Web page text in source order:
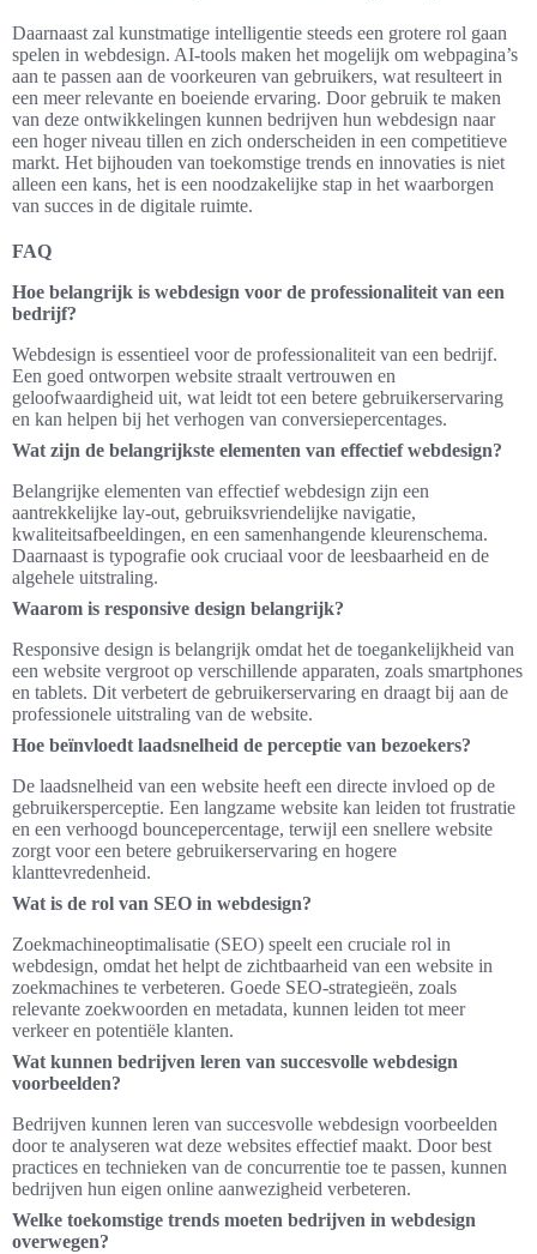
Daarnaast zal kunstmatige intelligentie steeds een grotere rol gaan
spelen in webdesign. AI-tools maken het mogelijk om webpagina’s
aan te passen aan de voorkeuren van gebruikers, wat resulteert in
een meer relevante en boeiende ervaring. Door gebruik te maken
van deze ontwikkelingen kunnen bedrijven hun webdesign naar
een hoger niveau tillen en zich onderscheiden in een competitieve
markt. Het bijhouden van toekomstige trends en innovaties is niet
alleen een kans, het is een noodzakelijke stap in het waarborgen
van succes in de digitale ruimte.
FAQ
Hoe belangrijk is webdesign voor de professionaliteit van een
bedrijf?
Webdesign is essentieel voor de professionaliteit van een bedrijf.
Een goed ontworpen website straalt vertrouwen en
geloofwaardigheid uit, wat leidt tot een betere gebruikerservaring
en kan helpen bij het verhogen van conversiepercentages.
Wat zijn de belangrijkste elementen van effectief webdesign?
Belangrijke elementen van effectief webdesign zijn een
aantrekkelijke lay-out, gebruiksvriendelijke navigatie,
kwaliteitsafbeeldingen, en een samenhangende kleurenschema.
Daarnaast is typografie ook cruciaal voor de leesbaarheid en de
algehele uitstraling.
Waarom is responsive design belangrijk?
Responsive design is belangrijk omdat het de toegankelijkheid van
een website vergroot op verschillende apparaten, zoals smartphones
en tablets. Dit verbetert de gebruikerservaring en draagt bij aan de
professionele uitstraling van de website.
Hoe beïnvloedt laadsnelheid de perceptie van bezoekers?
De laadsnelheid van een website heeft een directe invloed op de
gebruikersperceptie. Een langzame website kan leiden tot frustratie
en een verhoogd bouncepercentage, terwijl een snellere website
zorgt voor een betere gebruikerservaring en hogere
klanttevredenheid.
Wat is de rol van SEO in webdesign?
Zoekmachineoptimalisatie (SEO) speelt een cruciale rol in
webdesign, omdat het helpt de zichtbaarheid van een website in
zoekmachines te verbeteren. Goede SEO-strategieën, zoals
relevante zoekwoorden en metadata, kunnen leiden tot meer
verkeer en potentiële klanten.
Wat kunnen bedrijven leren van succesvolle webdesign
voorbeelden?
Bedrijven kunnen leren van succesvolle webdesign voorbeelden
door te analyseren wat deze websites effectief maakt. Door best
practices en technieken van de concurrentie toe te passen, kunnen
bedrijven hun eigen online aanwezigheid verbeteren.
Welke toekomstige trends moeten bedrijven in webdesign
overwegen?